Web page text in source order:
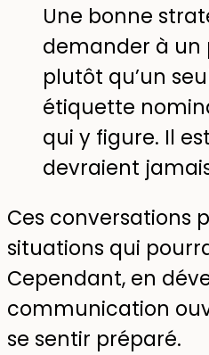
Une bonne
demander à un
plutôt qu’un
étiquette
qui y figure. Il
devraient
Ces conversations
situations qui
Cependant, en
communication
se sentir préparé.